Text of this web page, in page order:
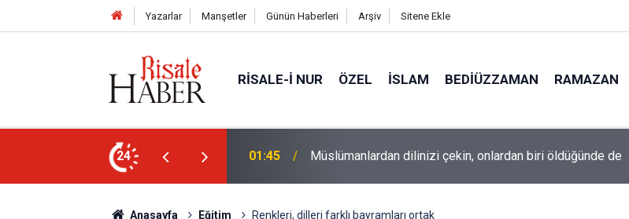
Yazarlar Manşetler Günün Haberleri Arşiv Sitene Ekle
RISALE-I NUR ÖZEL İSLAM BEDIÜZZAMAN RAMAZAN
24
biri öldüğünde de 01:15 Lût kavmine âid o alt-üst olan şehirleri de kaldırıp yere çaldı
Anasayfa Eğitim Renkleri, dilleri farklı bayramları ortak